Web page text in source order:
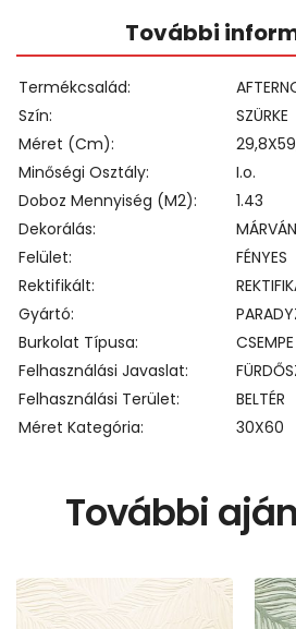
További
Termékcsalád
Szín
SZÜRKE
Méret (cm)
Minőségi Osztály
I.o.
Doboz Mennyiség (m2)
1.43
Dekorálás
Felület
FÉNYES
Rektifikált
Gyártó
Burkolat Típusa
CSEMPE
Felhasználási Javaslat
Felhasználási Terület
BELTÉR
Méret Kategória
30X60
További